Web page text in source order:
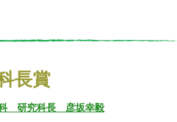
長賞
科 研究科長 彦坂幸毅